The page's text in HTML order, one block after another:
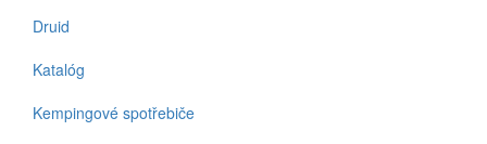
Druid
Katalóg
Kempingové spotřebiče